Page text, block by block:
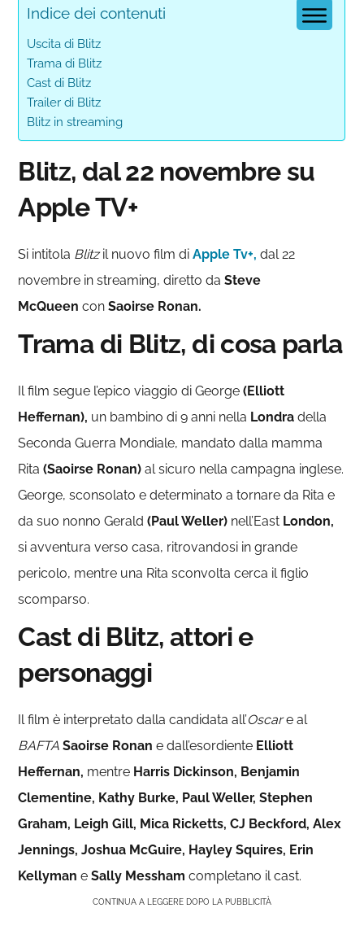
Indice dei contenuti
Uscita di Blitz
Trama di Blitz
Cast di Blitz
Trailer di Blitz
Blitz in streaming
Blitz, dal 22 novembre su
Apple TV+
Si intitola Blitzil nuovo film diApple Tv+, dal 22
novembre in streaming, diretto daSteve
McQueenconSaoirse Ronan.
Trama di Blitz, di cosa parla
Il film segue l’epico viaggio di George(Elliott
Heffernan), un bambino di 9 anni nella Londra della
Seconda Guerra Mondiale, mandato dalla mamma
Rita(Saoirse Ronan) al sicuro nella campagna inglese.
George, sconsolato e determinato a tornare da Rita e
da suo nonno Gerald(Paul Weller) nell’East London,
si avventura verso casa, ritrovandosi in grande
pericolo, mentre una Rita sconvolta cerca il figlio
scomparso.
Cast di Blitz, attori e
personaggi
Il film è interpretato dalla candidata all’Oscare al
BAFTA Saoirse Ronan e dall’esordiente Elliott
Heffernan, mentre Harris Dickinson, Benjamin
Clementine, Kathy Burke, Paul Weller, Stephen
Graham, Leigh Gill, Mica Ricketts, CJ Beckford, Alex
Jennings, Joshua McGuire, Hayley Squires, Erin
Kellyman eSally Messham completano il cast.
CONTINUA A LEGGERE DOPO LA PUBBLICITÀ